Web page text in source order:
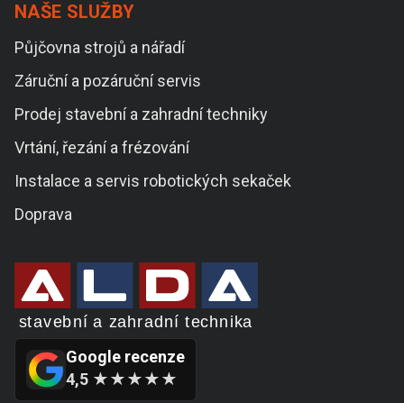
NAŠE SLUŽBY
Půjčovna strojů a nářadí
Záruční a pozáruční servis
Prodej stavební a zahradní techniky
Vrtání, řezání a frézování
Instalace a servis robotických sekaček
Doprava
Google recenze
4,5 ★★★★★